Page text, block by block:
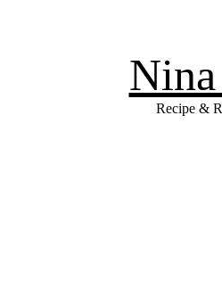
Recipe &